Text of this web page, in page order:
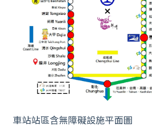
車站站區含無障礙設施平面圖